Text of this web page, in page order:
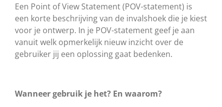
Een Point of View Statement (POV-statement) is
een korte beschrijving van de invalshoek die je kiest
voor je ontwerp. In je POV-statement geef je aan
vanuit welk opmerkelijk nieuw inzicht over de
gebruiker jij een oplossing gaat bedenken.
Wanneer gebruik je het? En waarom?